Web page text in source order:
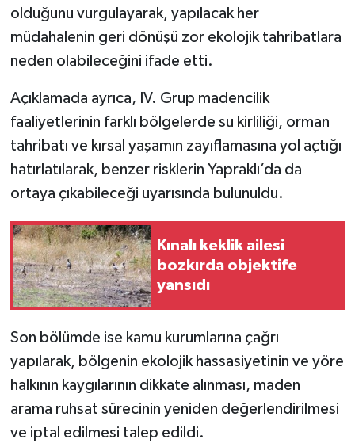
olduğunu vurgulayarak, yapılacak her
müdahalenin geri dönüşü zor ekolojik tahribatlara
neden olabileceğini ifade etti.
Açıklamada ayrıca, IV. Grup madencilik
faaliyetlerinin farklı bölgelerde su kirliliği, orman
tahribatı ve kırsal yaşamın zayıflamasına yol açtığı
hatırlatılarak, benzer risklerin Yapraklı’da da
ortaya çıkabileceği uyarısında bulunuldu.
Kınalı keklik ailesi
bozkırda objektife
yansıdı
Son bölümde ise kamu kurumlarına çağrı
yapılarak, bölgenin ekolojik hassasiyetinin ve yöre
halkının kaygılarının dikkate alınması, maden
arama ruhsat sürecinin yeniden değerlendirilmesi
ve iptal edilmesi talep edildi.